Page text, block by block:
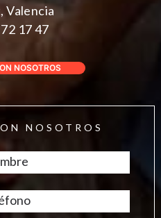
Valencia
17 47
NOSOTROS
NOSOTROS